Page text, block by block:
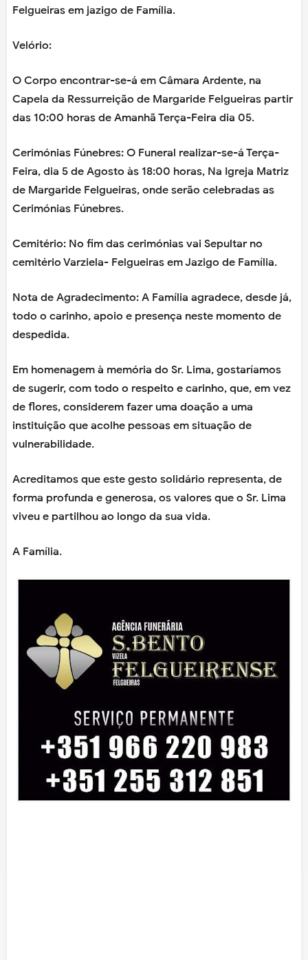
Felgueiras em jazigo de Família.
Velório:
O Corpo encontrar-se-á em Câmara Ardente, na
Capela da Ressurreição de Margaride Felgueiras partir
das 10:00 horas de Amanhã Terça-Feira dia 05.
Cerimónias Fúnebres: O Funeral realizar-se-á Terça-
Feira, dia 5 de Agosto às 18:00 horas, Na Igreja Matriz
de Margaride Felgueiras, onde serão celebradas as
Cerimónias Fúnebres.
Cemitério: No fim das cerimónias vai Sepultar no
cemitério Varziela- Felgueiras em Jazigo de Família.
Nota de Agradecimento: A Família agradece, desde já,
todo o carinho, apoio e presença neste momento de
despedida.
Em homenagem à memória do Sr. Lima, gostaríamos
de sugerir, com todo o respeito e carinho, que, em vez
de flores, considerem fazer uma doação a uma
instituição que acolhe pessoas em situação de
vulnerabilidade.
Acreditamos que este gesto solidário representa, de
forma profunda e generosa, os valores que o Sr. Lima
viveu e partilhou ao longo da sua vida.
A Família.